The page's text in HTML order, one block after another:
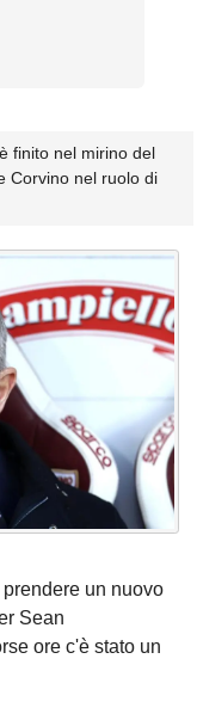
finito nel mirino del
Corvino nel ruolo di
un nuovo
Sean
ore c'è stato un